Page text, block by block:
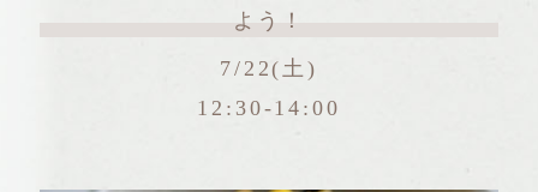
よう！
7/22(土)
12:30-14:00